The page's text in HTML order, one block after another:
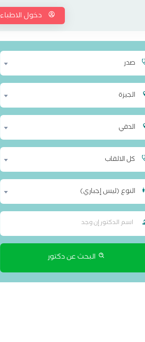
دخول الاطباء
صدر
الجيزة
الدقي
كل الالقاب
النوع (ليس إجباري)
البحث عن دكتور